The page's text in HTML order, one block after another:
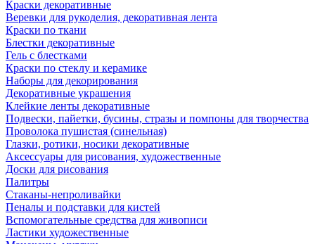
Краски декоративные
Веревки для рукоделия, декоративная лента
Краски по ткани
Блестки декоративные
Гель с блестками
Краски по стеклу и керамике
Наборы для декорирования
Декоративные украшения
Клейкие ленты декоративные
Подвески, пайетки, бусины, стразы и помпоны для творчества
Проволока пушистая (синельная)
Глазки, ротики, носики декоративные
Аксессуары для рисования, художественные
Доски для рисования
Палитры
Стаканы-непроливайки
Пеналы и подставки для кистей
Вспомогательные средства для живописи
Ластики художественные